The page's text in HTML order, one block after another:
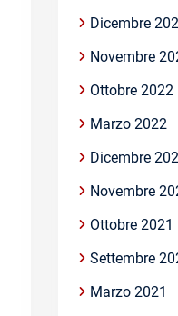
Dicembre
Novembre
Ottobre 2022
Marzo 2022
Dicembre
Novembre
Ottobre 2021
Settembre
Marzo 2021